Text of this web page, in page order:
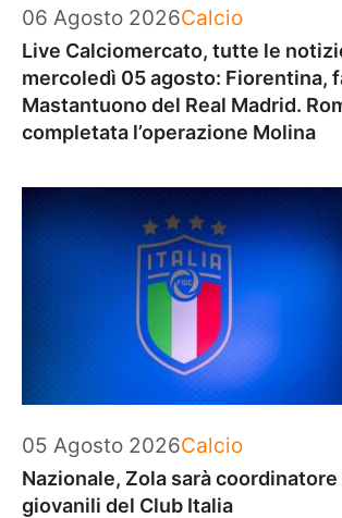
06 Agosto 2026Categorie
Calcio
Live Calciomercato, tutte le
mercoledì 05 agosto: Fiorentina,
Mastantuono del Real Madrid.
completata l’operazione Molina
05 Agosto 2026Categorie
Calcio
Nazionale, Zola sarà
giovanili del Club Italia